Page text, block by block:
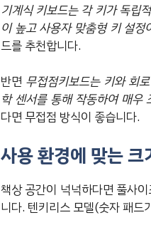
기계식 키보드는 각 키가 독립
이 높고 사용자 맞춤형 키 설
드를 추천합니다.
반면 무접점키보드는 키와 회
학 센서를 통해 작동하여 매우
다면 무접점 방식이 좋습니다.
사용 환경에 맞는 크
책상 공간이 넉넉하다면 풀사
니다. 텐키리스 모델(숫자 패드